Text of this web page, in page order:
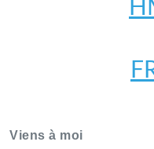
DES
Viens à moi